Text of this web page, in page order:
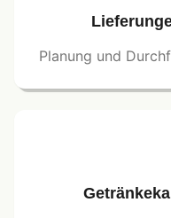
Planung und